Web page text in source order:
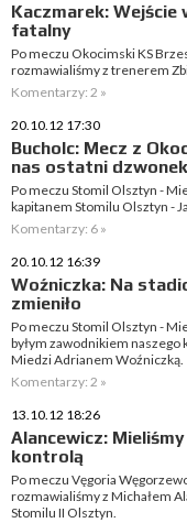
Kaczmarek: Wejście
fatalny
Po meczu Okocimski KS
rozmawialiśmy z trenerem
Komentarzy: 2 »
20.10.12 17:30
Bucholc: Mecz z
nas ostatni dzwonek
Po meczu Stomil Olsztyn -
kapitanem Stomilu Olsztyn -
Komentarzy: 6 »
20.10.12 16:39
Woźniczka: Na
zmieniło
Po meczu Stomil Olsztyn -
byłym zawodnikiem naszego
Miedzi Adrianem Woźniczką.
Komentarzy: 2 »
13.10.12 18:26
Alancewicz:
kontrolą
Po meczu Vęgoria
rozmawialiśmy z Michałem
Stomilu II Olsztyn.